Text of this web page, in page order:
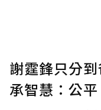
謝霆鋒只分
承智慧：公